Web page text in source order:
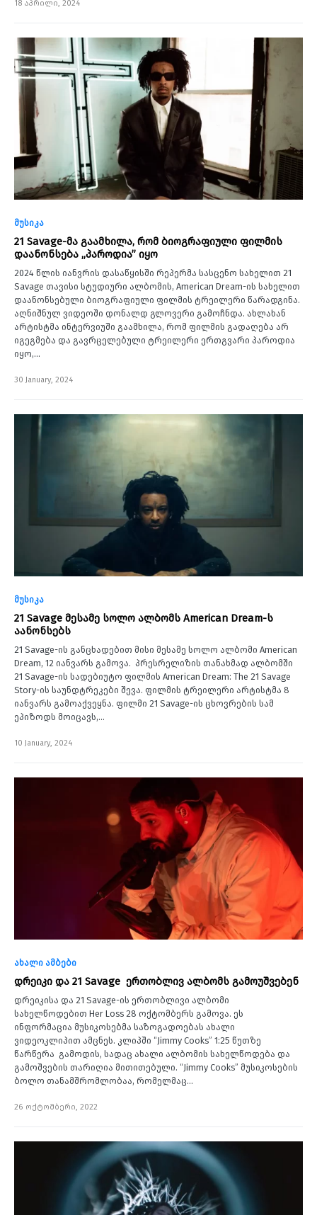
18 აპრილი, 2024
მუსიკა
21 Savage-მა გაამხილა, რომ ბიოგრაფიული ფილმის
დაანონსება „პაროდია” იყო
2024 წლის იანვრის დასაწყისში რეპერმა სასცენო სახელით 21
Savage თავისი სტუდიური ალბომის, American Dream-ის სახელით
დაანონსებული ბიოგრაფიული ფილმის ტრეილერი წარადგინა.
აღნიშნულ ვიდეოში დონალდ გლოვერი გამოჩნდა. ახლახან
არტისტმა ინტერვიუში გაამხილა, რომ ფილმის გადაღება არ
იგეგმება და გავრცელებული ტრეილერი ერთგვარი პაროდია
იყო,…
30 January, 2024
მუსიკა
21 Savage მესამე სოლო ალბომს American Dream-ს
აანონსებს
21 Savage-ის განცხადებით მისი მესამე სოლო ალბომი American
Dream, 12 იანვარს გამოვა. პრესრელიზის თანახმად ალბომში
21 Savage-ის სადებიუტო ფილმის American Dream: The 21 Savage
Story-ის საუნდტრეკები შევა. ფილმის ტრეილერი არტისტმა 8
იანვარს გამოაქვეყნა. ფილმი 21 Savage-ის ცხოვრების სამ
ეპიზოდს მოიცავს,…
10 January, 2024
ახალი ამბები
დრეიკი და 21 Savage ერთობლივ ალბომს გამოუშვებენ
დრეიკისა და 21 Savage-ის ერთობლივი ალბომი
სახელწოდებით Her Loss 28 ოქტომბერს გამოვა. ეს
ინფორმაცია მუსიკოსებმა საზოგადოებას ახალი
ვიდეოკლიპით ამცნეს. კლიპში “Jimmy Cooks” 1:25 წუთზე
წარწერა გამოდის, სადაც ახალი ალბომის სახელწოდება და
გამოშვების თარიღია მითითებული. “Jimmy Cooks” მუსიკოსების
ბოლო თანამშრომლობაა, რომელმაც…
26 ოქტომბერი, 2022